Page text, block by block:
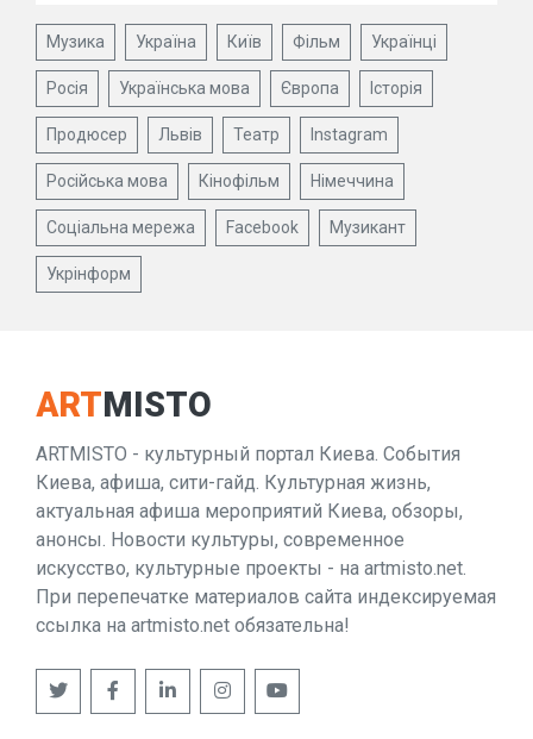
Музика Україна Київ Фільм Українці
Росія Українська мова Європа Історія
Продюсер Львів Театр Instagram
Російська мова Кінофільм Німеччина
Соціальна мережа Facebook Музикант
Укрінформ
ARTMISTO
ARTMISTO - культурный портал Киева. События
Киева, афиша, сити-гайд. Культурная жизнь,
актуальная афиша мероприятий Киева, обзоры,
анонсы. Новости культуры, современное
искусство, культурные проекты - на artmisto.net.
При перепечатке материалов сайта индексируемая
ссылка на artmisto.net обязательна!